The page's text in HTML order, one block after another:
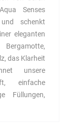
Senses
schenkt
eleganten
das Klarheit
unsere
einfache
Füllungen,